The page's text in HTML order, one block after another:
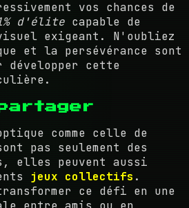
vos chances de
d'élite capable de
exigeant. N'oubliez
et la persévérance sont
développer cette
comme celle de
pas seulement des
elles peuvent aussi
jeux collectifs .
ce défi en une